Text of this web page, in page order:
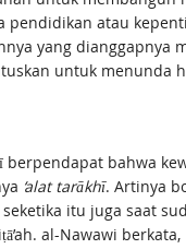
pendidikan atau
yang dianggapnya
untuk menunda
berpendapat bahwa
‘alat tarākhī. Artinya
itu juga saat
al-Nawawi berkata,